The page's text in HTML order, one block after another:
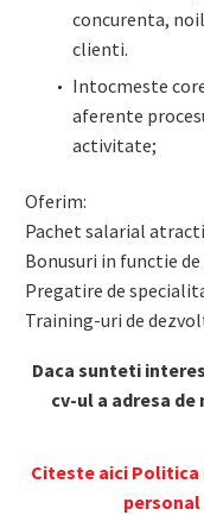
concurenta,
clienti.
Intocmeste
aferente
activitate;
Oferim:
Pachet salarial
Bonusuri in functie
Pregatire de
Training-uri de
Daca sunteti
cv-ul a adresa
Citeste aici